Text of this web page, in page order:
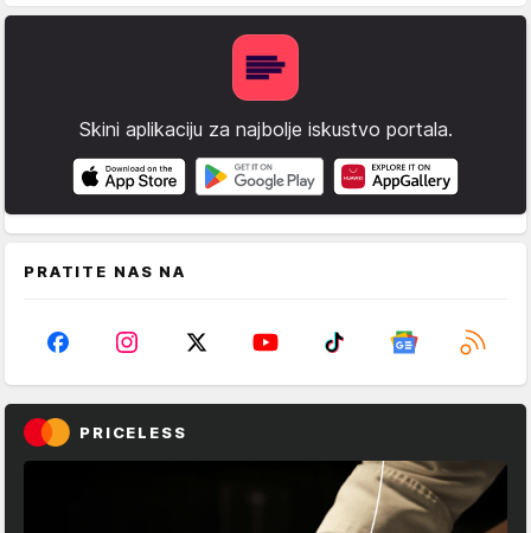
Skini aplikaciju za najbolje iskustvo portala.
PRATITE NAS NA
PRICELESS